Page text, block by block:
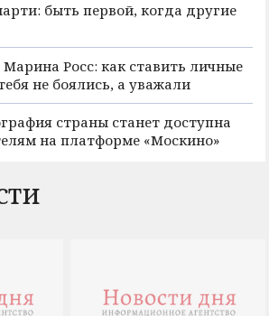
быть первой, когда другие
Росс: как ставить личные
не боялись, а уважали
страны станет доступна
на платформе «Москино»